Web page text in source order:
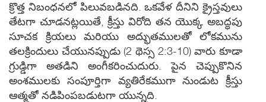
క్రొత్త నిబంధనలో పిలువబడినది. ఒకవేళ దీనిని క్రైస్తవులు
తేటగా చూడనట్లయితే, క్రీస్తు విరోది తన యొక్క అబద్ధపు
సూచక క్రియలు మరియు అద్భుతములతో లోకమును
తలక్రిందులు చేయునప్పుడు (2 థెస్స 2:3-10) వారు కూడా
గ్రుడ్డిగా అతడిని అంగీకరించుదురు. పైన చెప్పుకొనిన
అంశములకు సంపూర్తిగా వ్యతిరేకముగా నుండుట క్రీస్తు
ఆత్మతో నడిపింపబడుటగా యున్నది.